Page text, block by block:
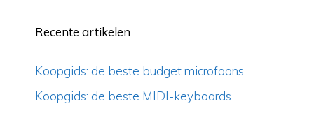
Recente artikelen
Koopgids: de beste budget microfoons
Koopgids: de beste MIDI-keyboards